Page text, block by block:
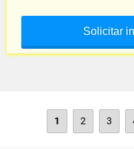
Solicitar
1 2 3